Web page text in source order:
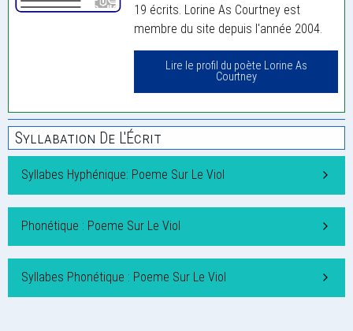
19 écrits. Lorine As Courtney est
membre du site depuis l'année 2004.
Lire le profil du poète Lorine As
Courtney
Syllabation De L'Écrit
Syllabes Hyphénique: Poeme Sur Le Viol
Phonétique : Poeme Sur Le Viol
Syllabes Phonétique : Poeme Sur Le Viol